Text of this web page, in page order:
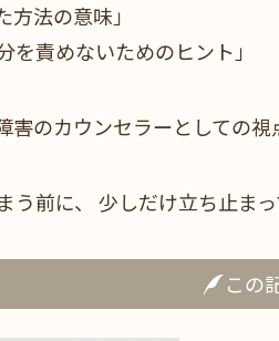
方法の意味」
を責めないためのヒント」
害のカウンセラーとしての視
う前に、 少しだけ立ち止ま
この